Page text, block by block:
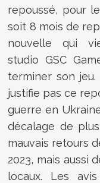
repoussé, pour
soit 8 mois de
nouvelle qui
studio GSC
terminer son
justifie pas ce
guerre en
décalage de
mauvais retours
2023, mais aussi
locaux. Les